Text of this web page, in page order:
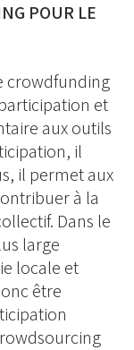
POUR LE
crowdfunding
et
aux outils
il
il permet aux
à la
Dans le
large
locale et
être